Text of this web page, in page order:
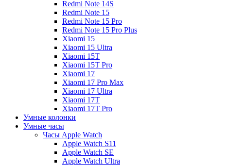
Redmi Note 14S
Redmi Note 15
Redmi Note 15 Pro
Redmi Note 15 Pro Plus
Xiaomi 15
Xiaomi 15 Ultra
Xiaomi 15T
Xiaomi 15T Pro
Xiaomi 17
Xiaomi 17 Pro Max
Xiaomi 17 Ultra
Xiaomi 17T
Xiaomi 17T Pro
Умные колонки
Умные часы
Часы Apple Watch
Apple Watch S11
Apple Watch SE
Apple Watch Ultra